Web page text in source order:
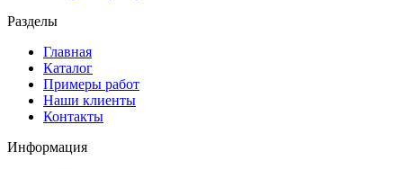
Разделы
Главная
Каталог
Примеры работ
Наши клиенты
Контакты
Информация